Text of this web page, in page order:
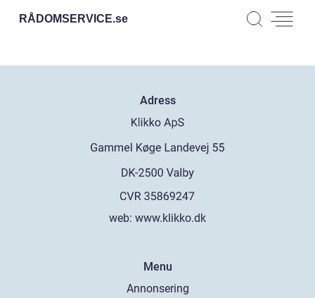
RÅDOMSERVICE.se
Adress
web: www.klikko.dk
Menu
Annonsering